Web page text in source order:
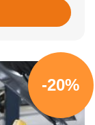
-20%